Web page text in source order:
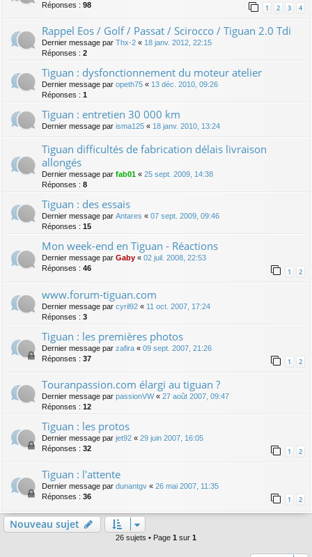
Réponses : 98 1 2 3 4
Rappel Eos / Golf / Passat / Scirocco / Tiguan 2.0 Tdi
Dernier message par Thx-2 « 18 janv. 2012, 22:15
Réponses : 2
Tiguan : dysfonctionnement du moteur atelier
Dernier message par opeth75 « 13 déc. 2010, 09:26
Réponses : 1
Tiguan : entretien 30 000 km
Dernier message par isma125 « 18 janv. 2010, 13:24
Tiguan difficultés de fabrication délais livraison
allongés
Dernier message par fab01 « 25 sept. 2009, 14:38
Réponses : 8
Tiguan : des essais
Dernier message par Antares « 07 sept. 2009, 09:46
Réponses : 15
Mon week-end en Tiguan - Réactions
Dernier message par Gaby « 02 juil. 2008, 22:53
Réponses : 46 1 2
www.forum-tiguan.com
Dernier message par cyril92 « 11 oct. 2007, 17:24
Réponses : 3
Tiguan : les premières photos
Dernier message par zafira « 09 sept. 2007, 21:26
Réponses : 37 1 2
Touranpassion.com élargi au tiguan ?
Dernier message par passionVW« 27 août 2007, 09:47
Réponses : 12
Tiguan : les protos
Dernier message par jet92 « 29 juin 2007, 16:05
Réponses : 32 1 2
Tiguan : l'attente
Dernier message par dunantgv « 26 mai 2007, 11:35
Réponses : 36 1 2
Nouveau sujet
26 sujets • Page 1 sur 1